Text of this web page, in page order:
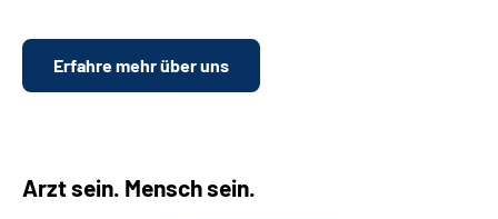
Erfahre mehr über uns
Arzt sein. Mensch sein.